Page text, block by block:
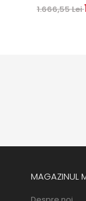
1.666,55 Lei
MAGAZINUL